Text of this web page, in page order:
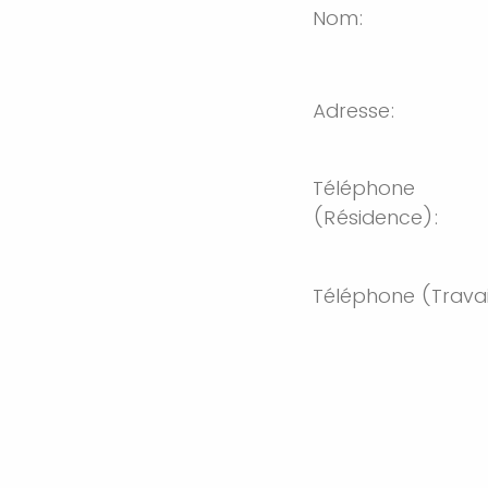
Nom:
Adresse:
Téléphone
(Résidence):
Téléphone